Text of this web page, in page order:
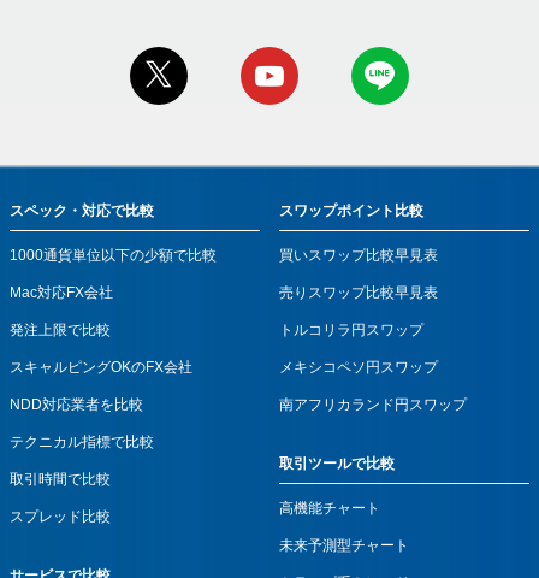
スペック・対応で比較
1000通貨単位以下の少額で比較
Mac対応FX会社
発注上限で比較
スキャルピングOKのFX会社
NDD対応業者を比較
テクニカル指標で比較
取引時間で比較
スプレッド比較
スワップポイント比較
買いスワップ比較早見表
売りスワップ比較早見表
トルコリラ円スワップ
メキシコペソ円スワップ
南アフリカランド円スワップ
取引ツールで比較
高機能チャート
未来予測型チャート